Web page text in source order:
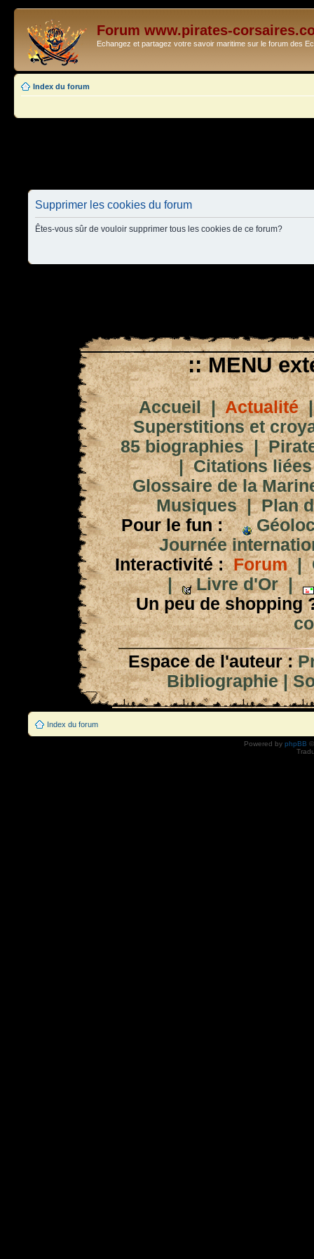
Forum www.pirates-
Echangez et partagez votre savoir maritime sur le forum des
Index du forum
Supprimer les cookies du forum
Êtes-vous sûr de vouloir supprimer tous les cookies de ce forum?
:: MENU
Accueil|Actualité
Superstitions et
85 biographies|
|Citations
Glossaire de la
Musiques|Plan
Pour le fun :
Journée
Interactivité : Forum|
|
Livre d'Or|
Un peu de shopping
Espace de l'auteur :
Bibliographie|
Index du forum
Powered by phpBB